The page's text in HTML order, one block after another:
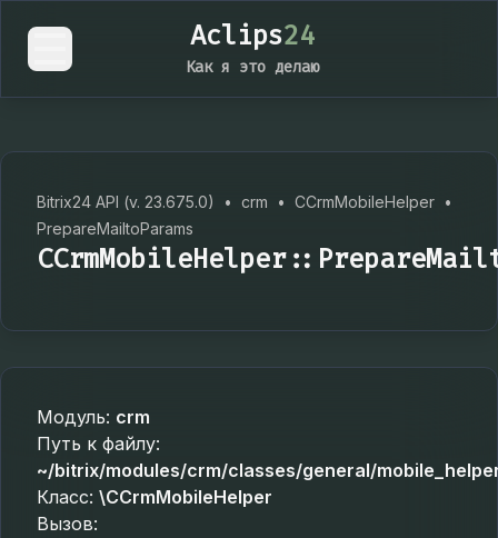
Aclips24
Как я это делаю
Bitrix24 API (v. 23.675.0) • crm • CCrmMobileHelper •
PrepareMailtoParams
Модуль: crm
Путь к файлу:
~/bitrix/modules/crm/classes/general/
Класс: \CCrmMobileHelper
Вызов: